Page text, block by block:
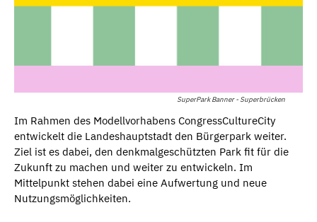
SuperPark Banner - Superbrücken
Im Rahmen des Modellvorhabens CongressCultureCity
entwickelt die Landeshauptstadt den Bürgerpark weiter.
Ziel ist es dabei, den denkmalgeschützten Park fit für die
Zukunft zu machen und weiter zu entwickeln. Im
Mittelpunkt stehen dabei eine Aufwertung und neue
Nutzungsmöglichkeiten.